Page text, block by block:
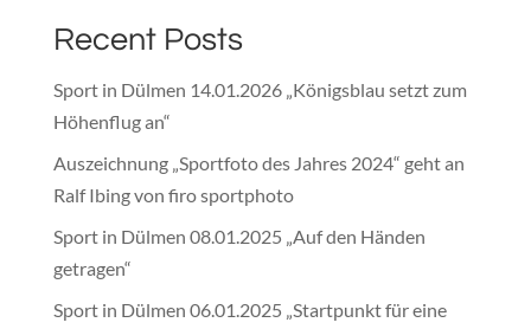
Recent Posts
Sport in Dülmen 14.01.2026 „Königsblau setzt zum
Höhenflug an“
Auszeichnung „Sportfoto des Jahres 2024“ geht an
Ralf Ibing von firo sportphoto
Sport in Dülmen 08.01.2025 „Auf den Händen
getragen“
Sport in Dülmen 06.01.2025 „Startpunkt für eine